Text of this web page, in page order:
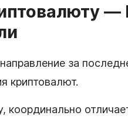
—
за
криптовалют.